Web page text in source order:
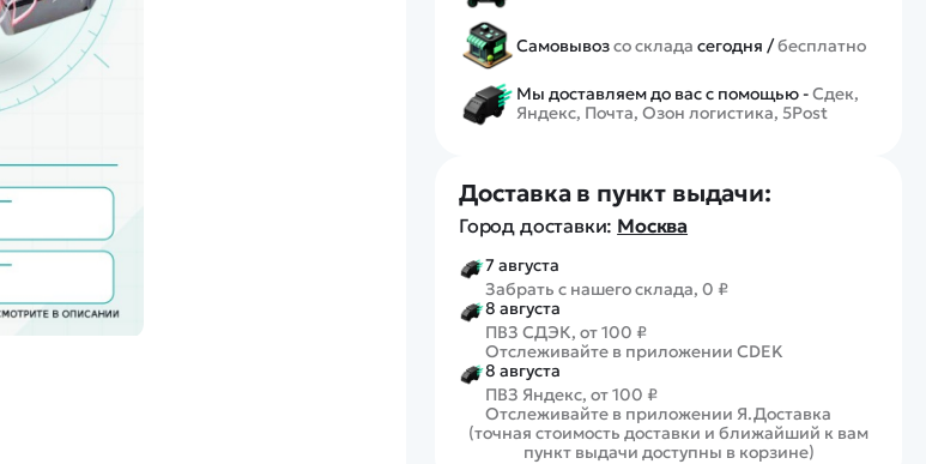
Самовывозсо склада сегодня /бесплатно
Мы доставляем до вас с помощью -Сдек,
Яндекс, Почта, Озон логистика, 5Post
Доставка в пункт выдачи:
Город доставки: Москва
7 августа
Забрать с нашего склада, 0 ₽
8 августа
ПВЗ СДЭК, от 100 ₽
Отслеживайте в приложении CDEK
8 августа
ПВЗ Яндекс, от 100 ₽
Отслеживайте в приложении Я.Доставка
(точная стоимость доставки и ближайший к вам
пункт выдачи доступны в корзине)